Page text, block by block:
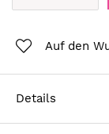
Auf den
Details